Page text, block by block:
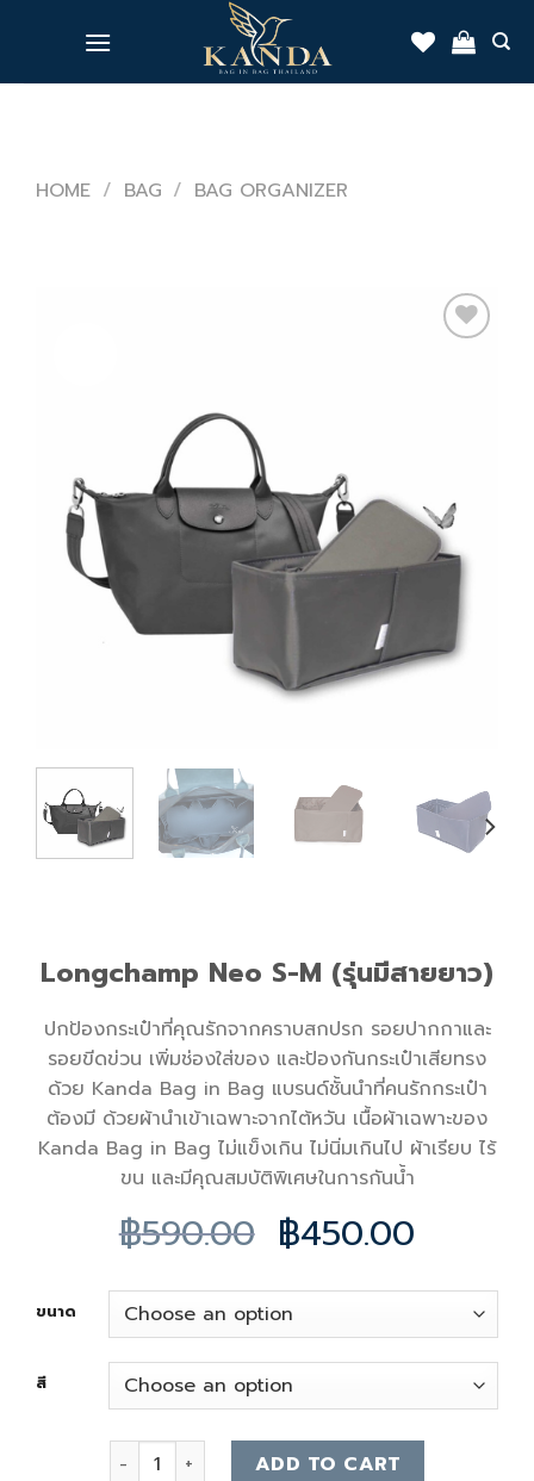
HOME / BAG / BAG ORGANIZER
Longchamp Neo S-M (รุ่นมีสายยาว)
ปกป้องกระเป๋าที่คุณรักจากคราบสกปรก รอยปากกาและ
รอยขีดข่วน เพิ่มช่องใส่ของ และป้องกันกระเป๋าเสียทรง
ด้วย Kanda Bag in Bag แบรนด์ชั้นนำที่คนรักกระเป๋า
ต้องมี ด้วยผ้านำเข้าเฉพาะจากไต้หวัน เนื้อผ้าเฉพาะของ
Kanda Bag in Bag ไม่แข็งเกิน ไม่นิ่มเกินไป ผ้าเรียบ ไร้
ขน และมีคุณสมบัติพิเศษในการกันน้ำ
฿590.00 ฿450.00
ขนาด
สี
Longchamp Neo S-M (รุ่นมีสายยาว) quantity
ADD TO CART